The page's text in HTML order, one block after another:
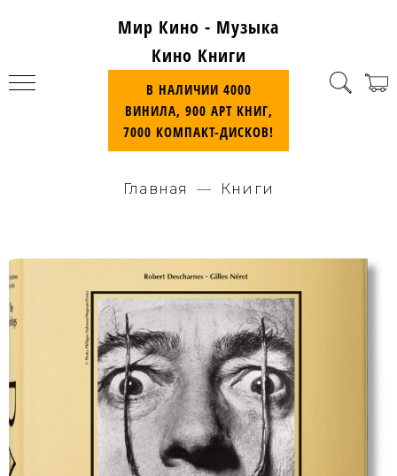
Мир Кино - Музыка
Кино Книги
В НАЛИЧИИ 4000
ВИНИЛА, 900 АРТ КНИГ,
7000 КОМПАКТ-ДИСКОВ!
Главная Книги